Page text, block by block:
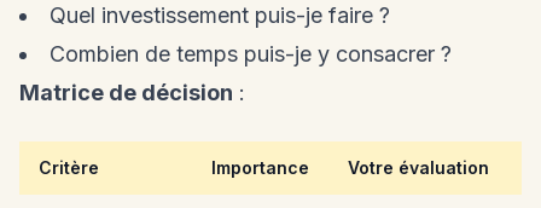
Quel investissement puis-je faire ?
Combien de temps puis-je y consacrer ?
Matrice de décision :
Critère Importance Votre évaluation